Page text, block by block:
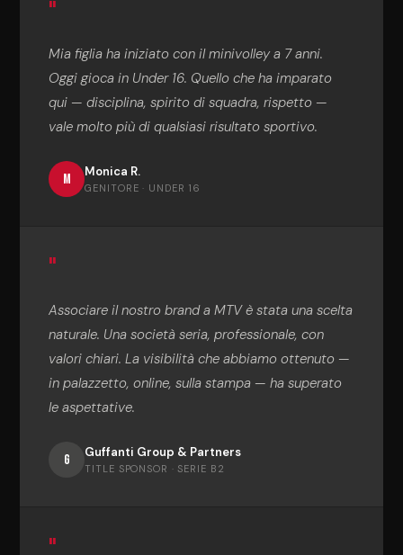
"
Mia figlia ha iniziato con il minivolley a 7 anni.
Oggi gioca in Under 16. Quello che ha imparato
qui — disciplina, spirito di squadra, rispetto —
vale molto più di qualsiasi risultato sportivo.
M Monica R.
GENITORE · UNDER 16
"
Associare il nostro brand a MTV è stata una scelta
naturale. Una società seria, professionale, con
valori chiari. La visibilità che abbiamo ottenuto —
in palazzetto, online, sulla stampa — ha superato
le aspettative.
G Guffanti Group & Partners
TITLE SPONSOR · SERIE B2